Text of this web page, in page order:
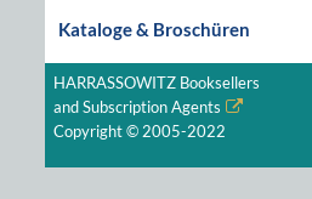
Kataloge & Broschüren
HARRASSOWITZ Booksellers
and Subscription Agents
Copyright © 2005-2022